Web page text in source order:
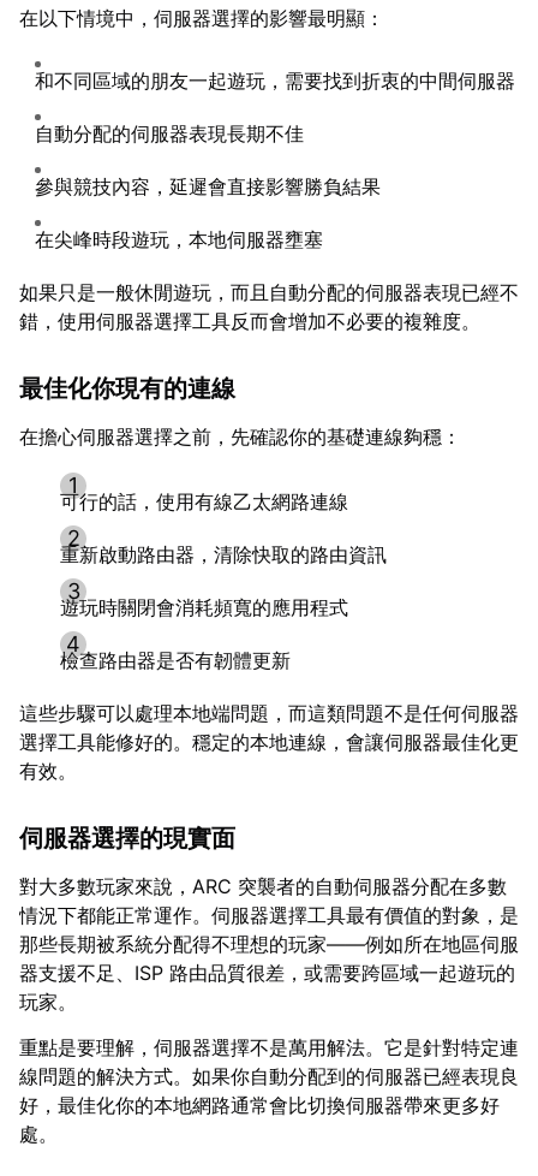
在以下情境中，伺服器選擇的影響最明顯：
和不同區域的朋友一起遊玩，需要找到折衷的中間伺服器
自動分配的伺服器表現長期不佳
參與競技內容，延遲會直接影響勝負結果
在尖峰時段遊玩，本地伺服器壅塞
如果只是一般休閒遊玩，而且自動分配的伺服器表現已經不
錯，使用伺服器選擇工具反而會增加不必要的複雜度。
最佳化你現有的連線
在擔心伺服器選擇之前，先確認你的基礎連線夠穩：
可行的話，使用有線乙太網路連線
重新啟動路由器，清除快取的路由資訊
遊玩時關閉會消耗頻寬的應用程式
檢查路由器是否有韌體更新
這些步驟可以處理本地端問題，而這類問題不是任何伺服器
選擇工具能修好的。穩定的本地連線，會讓伺服器最佳化更
有效。
伺服器選擇的現實面
對大多數玩家來說，ARC 突襲者的自動伺服器分配在多數
情況下都能正常運作。伺服器選擇工具最有價值的對象，是
那些長期被系統分配得不理想的玩家——例如所在地區伺服
器支援不足、ISP 路由品質很差，或需要跨區域一起遊玩的
玩家。
重點是要理解，伺服器選擇不是萬用解法。它是針對特定連
線問題的解決方式。如果你自動分配到的伺服器已經表現良
好，最佳化你的本地網路通常會比切換伺服器帶來更多好
處。